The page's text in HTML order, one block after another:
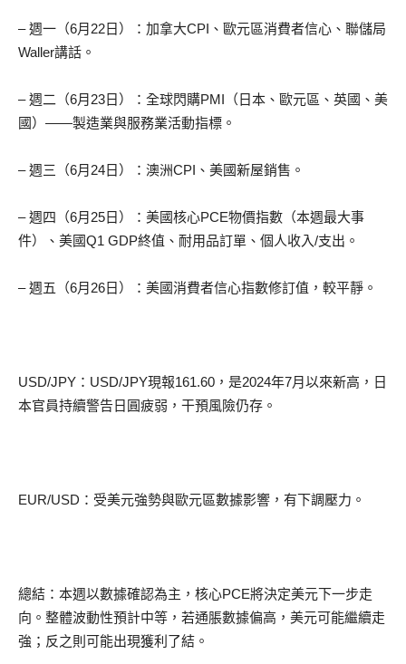
– 週一（6月22日）：加拿大CPI、歐元區消費者信心、聯儲局
Waller講話。
– 週二（6月23日）：全球閃購PMI（日本、歐元區、英國、美
國）——製造業與服務業活動指標。
– 週三（6月24日）：澳洲CPI、美國新屋銷售。
– 週四（6月25日）：美國核心PCE物價指數（本週最大事
件）、美國Q1 GDP終值、耐用品訂單、個人收入/支出。
– 週五（6月26日）：美國消費者信心指數修訂值，較平靜。
USD/JPY：USD/JPY現報161.60，是2024年7月以來新高，日
本官員持續警告日圓疲弱，干預風險仍存。
EUR/USD：受美元強勢與歐元區數據影響，有下調壓力。
總結：本週以數據確認為主，核心PCE將決定美元下一步走
向。整體波動性預計中等，若通脹數據偏高，美元可能繼續走
強；反之則可能出現獲利了結。